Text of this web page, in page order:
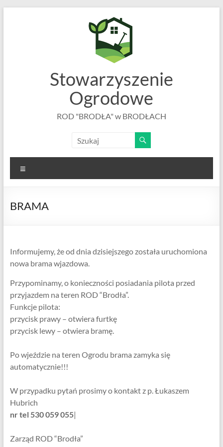
Stowarzyszenie
Ogrodowe
ROD "BRODŁA" w BRODŁACH
BRAMA
Informujemy, że od dnia dzisiejszego została uruchomiona
nowa brama wjazdowa.
Przypominamy, o konieczności posiadania pilota przed
przyjazdem na teren ROD “Brodła”.
Funkcje pilota:
przycisk prawy – otwiera furtkę
przycisk lewy – otwiera bramę.
Po wjeździe na teren Ogrodu brama zamyka się
automatycznie!!!
W przypadku pytań prosimy o kontakt z p. Łukaszem
Hubrich
nr tel 530 059 055|
Zarząd ROD “Brodła”